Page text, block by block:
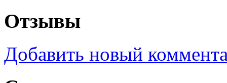
Отзывы
Добавить новый